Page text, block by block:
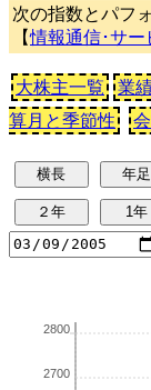
次の指数とパフ
【情報通信･サー
大株主一覧 業
算月と季節性